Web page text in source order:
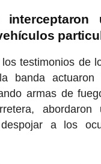
interceptaron
testimonios de
banda
armas de
a los